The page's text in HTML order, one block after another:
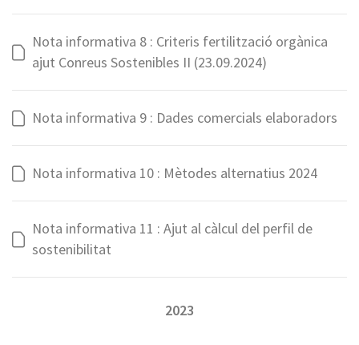
Nota informativa 8 : Criteris fertilització orgànica
ajut Conreus Sostenibles II (23.09.2024)
Nota informativa 9 : Dades comercials elaboradors
Nota informativa 10 : Mètodes alternatius 2024
Nota informativa 11 : Ajut al càlcul del perfil de
sostenibilitat
2023